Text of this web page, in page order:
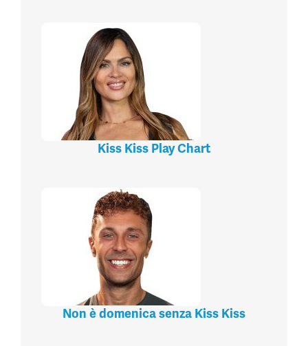
Kiss Kiss Play Chart
Non è domenica senza Kiss Kiss